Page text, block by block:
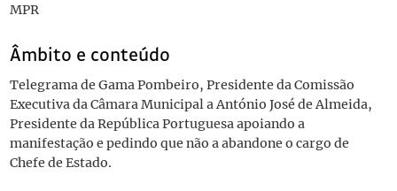
MPR
Âmbito e conteúdo
Telegrama de Gama Pombeiro, Presidente da Comissão
Executiva da Câmara Municipal a António José de Almeida,
Presidente da República Portuguesa apoiando a
manifestação e pedindo que não a abandone o cargo de
Chefe de Estado.